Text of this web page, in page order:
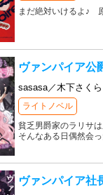
まだ絶対いけるよ♪
ヴァンパイア公
sasasa／木下さくら
ライトノベル
貧乏男爵家のラリサ
そんなある日偶然会
ヴァンパイア社